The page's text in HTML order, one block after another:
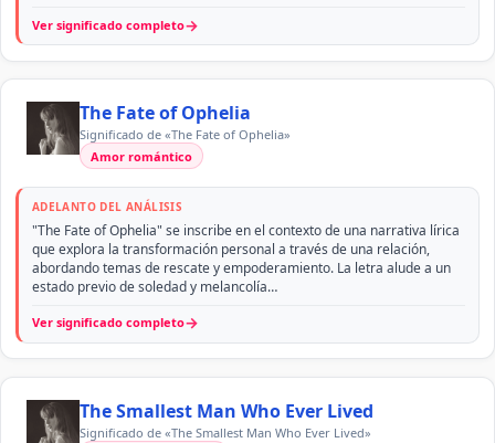
Ver significado completo→
The Fate of Ophelia
Significado de «The Fate of Ophelia»
Amor romántico
ADELANTO DEL ANÁLISIS
"The Fate of Ophelia" se inscribe en el contexto de una narrativa lírica
que explora la transformación personal a través de una relación,
abordando temas de rescate y empoderamiento. La letra alude a un
estado previo de soledad y melancolía…
Ver significado completo→
The Smallest Man Who Ever Lived
Significado de «The Smallest Man Who Ever Lived»